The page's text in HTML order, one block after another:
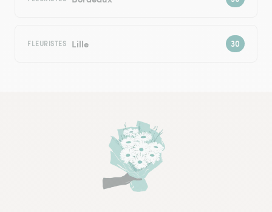
FLEURISTES Lille